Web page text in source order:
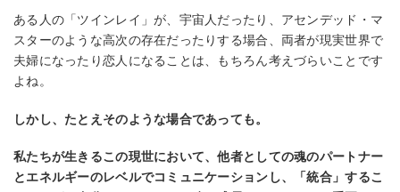
ある⼈の「ツインレイ」が、宇宙⼈だったり、アセンデッド・マ
スターのような⾼次の存在だったりする場合、両者が現実世界で
夫婦になったり恋⼈になることは、もちろん考えづらいことです
よね。
しかし、たとえそのような場合であっても。
私たちが⽣きるこの現世において、他者としての魂のパートナー
とエネルギーのレベルでコミュニケーションし、「統合」するこ